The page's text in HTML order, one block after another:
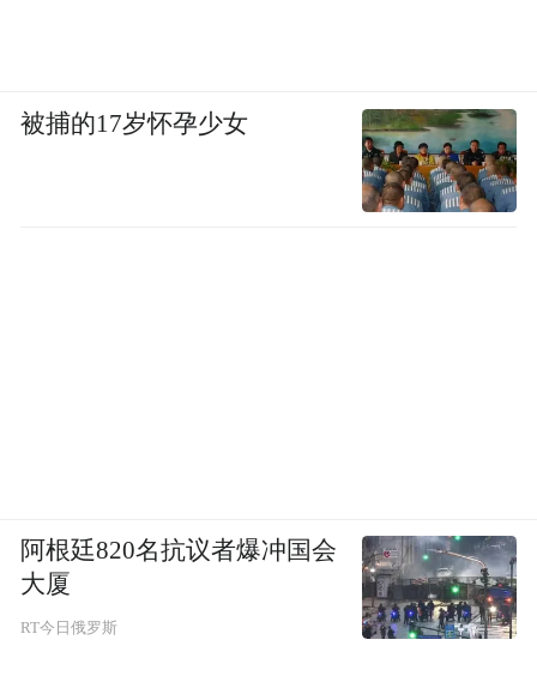
被捕的17岁怀孕少女
阿根廷820名抗议者爆冲国会
大厦
RT今日俄罗斯